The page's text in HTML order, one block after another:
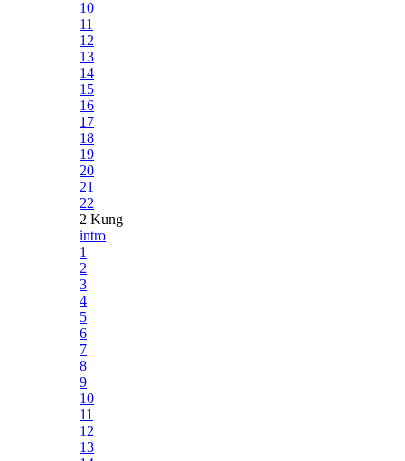
10
11
12
13
14
15
16
17
18
19
20
21
22
2 Kung
intro
1
2
3
4
5
6
7
8
9
10
11
12
13